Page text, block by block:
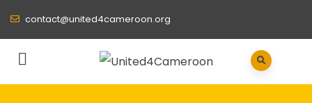
contact@united4cameroon.org